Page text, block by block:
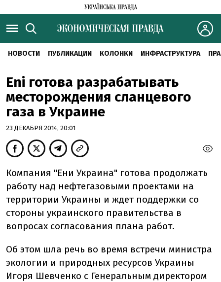
НОВОСТИ ПУБЛИКАЦИИ КОЛОНКИ ИНФРАСТРУКТУРА
Eni готова разрабатывать
месторождения сланцевого
газа в Украине
23 ДЕКАБРЯ 2014, 20:01
Компания "Ени Украина" готова продолжать
работу над нефтегазовыми проектами на
территории Украины и ждет поддержки со
стороны украинского правительства в
вопросах согласования плана работ.
Об этом шла речь во время встречи министра
экологии и природных ресурсов Украины
Игоря Шевченко с Генеральным директором